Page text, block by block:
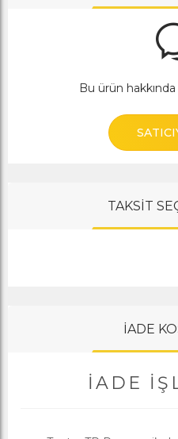
Bu ürün
TAKSİT
İADE
İADE